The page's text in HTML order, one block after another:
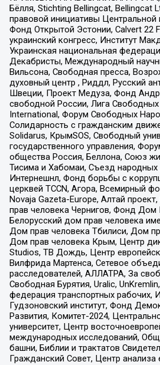
Бёлля, Stichting Bellingcat, Bellingcat
правовой инициативы
Фонд Открытой Эстонии, Calvert 22
украинский конгресс, Институт
Украинская национальная
Декабристы, Международный
Вильсона, Свободная пресса,
духовный центр , Риддл, Русский
Швеции, Проект Медуза, Фонд
свободной России, Лига
International, Форум Свободных
Солидарность с гражданским
Solidarus, КрымSOS, Свободный
государственного управления,
общества Россия, Беллона, Союз
Тисима и Хабомаи, Съезд народных
Интернешнл, Фонд борьбы с
церквей TCCN, Агора, Всемирный
Novaja Gazeta-Europe, Алтай
прав человека Чернигов, Фонд Дом
Белорусский дом прав человека
Дом прав человека Тбилиси, Дом
Дом прав человека Крым, Центр
Studios, ТВ Дождь, Центр
Вилфрида Мартенса, Сетевое
расследователей, АЛЛАТРА, За
Свободная Бурятия, Uralic,
федерация транспортных рабочих,
Гудзоновский институт, Фонд
Развития, Комитет-2024,
университет, Центр
международных исследований,
башни, Библии и трактатов
Гражданский Совет, Центр анализа